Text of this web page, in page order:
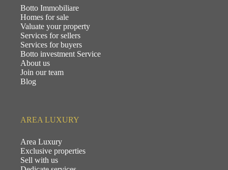
Botto Immobiliare
Homes for sale
Valuate your property
Services for sellers
Services for buyers
Botto investment Service
About us
Join our team
Blog
AREA LUXURY
Area Luxury
Exclusive properties
Sell with us